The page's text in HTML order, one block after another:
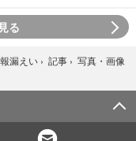
る
漏えい › 記事 › 写真・画像